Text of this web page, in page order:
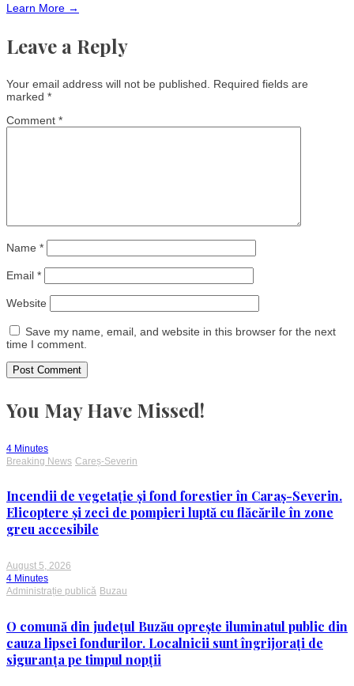
Learn More →
Leave a Reply
Your email address will not be published.
Required fields are
marked *
Comment *
Name *
Email *
Website
Save my name, email, and website in this browser for the next
time I comment.
You May Have Missed!
4 Minutes
Breaking News Careș-Severin
Incendii de vegetație și fond forestier în Caraș-Severin.
Elicoptere și zeci de pompieri luptă cu flăcările în zone
greu accesibile
August 5, 2026
4 Minutes
Administrație publică Buzau
O comună din județul Buzău oprește iluminatul public din
cauza lipsei fondurilor. Localnicii sunt îngrijorați de
siguranța pe timpul nopții